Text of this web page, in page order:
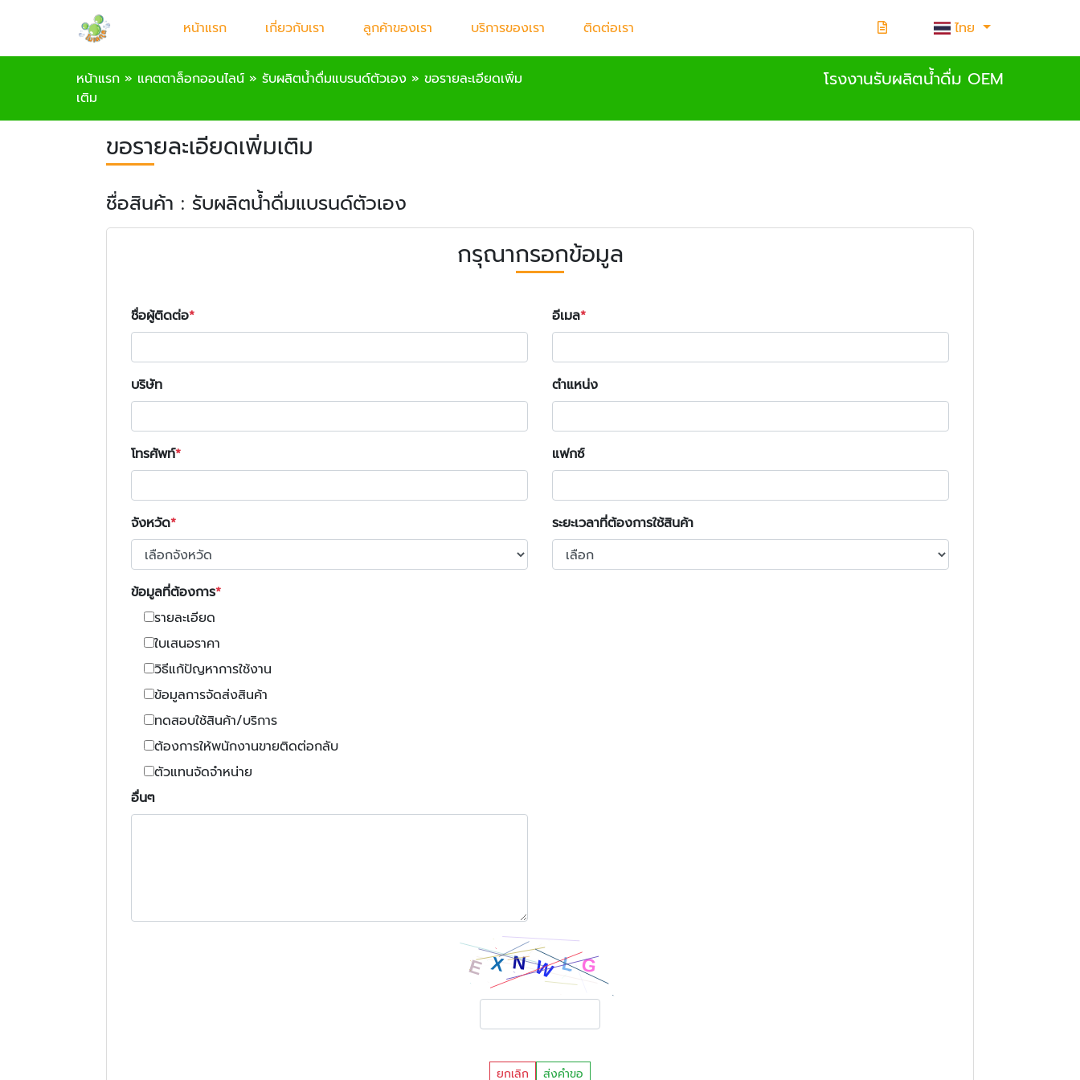
หน้าแรก เกี่ยวกับเรา ลูกค้าของเรา บริการของเรา ติดต่อเรา ไทย
หน้าแรก » แคตตาล็อกออนไลน์ » รับผลิตน้ำดื่มแบรนด์ตัวเอง » ขอรายละเอียดเพิ่ม
เติม
โรงงานรับผลิตน้ำดื่ม OEM
ขอรายละเอียดเพิ่มเติม
ชื่อสินค้า : รับผลิตน้ำดื่มแบรนด์ตัวเอง
กรุณากรอกข้อมูล
ชื่อผู้ติดต่อ อีเมล
บริษัท ตำแหน่ง
โทรศัพท์ แฟกซ์
จังหวัด ระยะเวลาที่ต้องการใช้สินค้า
ข้อมูลที่ต้องการ
รายละเอียด
ใบเสนอราคา
วิธีแก้ปัญหาการใช้งาน
ข้อมูลการจัดส่งสินค้า
ทดสอบใช้สินค้า/บริการ
ต้องการให้พนักงานขายติดต่อกลับ
ตัวแทนจัดจำหน่าย
อื่นๆ
ยกเลิก ส่งคำขอ